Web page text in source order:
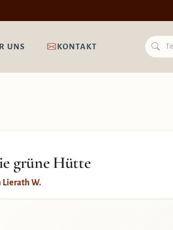
UNS KONTAKT
grüne Hütte
Lierath W.